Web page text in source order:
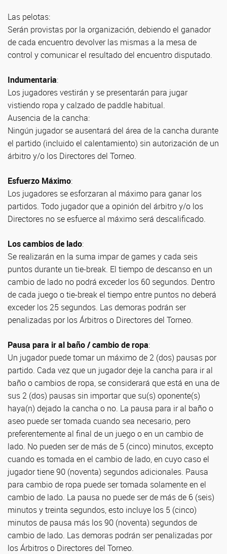
Las pelotas:
Serán provistas por la organización, debiendo el ganador
de cada encuentro devolver las mismas a la mesa de
control y comunicar el resultado del encuentro disputado.
Indumentaria:
Los jugadores vestirán y se presentarán para jugar
vistiendo ropa y calzado de paddle habitual.
Ausencia de la cancha:
Ningún jugador se ausentará del área de la cancha durante
el partido (incluido el calentamiento) sin autorización de un
árbitro y/o los Directores del Torneo.
Esfuerzo Máximo:
Los jugadores se esforzaran al máximo para ganar los
partidos. Todo jugador que a opinión del árbitro y/o los
Directores no se esfuerce al máximo será descalificado.
Los cambios de lado:
Se realizarán en la suma impar de games y cada seis
puntos durante un tie-break. El tiempo de descanso en un
cambio de lado no podrá exceder los 60 segundos. Dentro
de cada juego o tie-break el tiempo entre puntos no deberá
exceder los 25 segundos. Las demoras podrán ser
penalizadas por los Árbitros o Directores del Torneo.
Pausa para ir al baño / cambio de ropa:
Un jugador puede tomar un máximo de 2 (dos) pausas por
partido. Cada vez que un jugador deje la cancha para ir al
baño o cambios de ropa, se considerará que está en una de
sus 2 (dos) pausas sin importar que su(s) oponente(s)
haya(n) dejado la cancha o no. La pausa para ir al baño o
aseo puede ser tomada cuando sea necesario, pero
preferentemente al final de un juego o en un cambio de
lado. No pueden ser de más de 5 (cinco) minutos, excepto
cuando es tomada en el cambio de lado, en cuyo caso el
jugador tiene 90 (noventa) segundos adicionales. Pausa
para cambio de ropa puede ser tomada solamente en el
cambio de lado. La pausa no puede ser de más de 6 (seis)
minutos y treinta segundos, esto incluye los 5 (cinco)
minutos de pausa más los 90 (noventa) segundos de
cambio de lado. Las demoras podrán ser penalizadas por
los Árbitros o Directores del Torneo.